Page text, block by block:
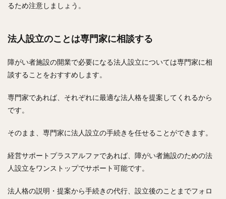
るため注意しましょう。
法人設立のことは専門家に相談する
障がい者施設の開業で必要になる法人設立については専門家に相
談することをおすすめします。
専門家であれば、それぞれに最適な法人格を提案してくれるから
です。
そのまま、専門家に法人設立の手続きを任せることができます。
経営サポートプラスアルファであれば、障がい者施設のための法
人設立をワンストップでサポート可能です。
法人格の説明・提案から手続きの代行、設立後のことまでフォロ